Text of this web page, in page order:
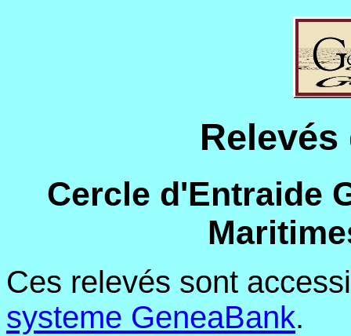
Relevés
Cercle d'Entraide
Ces relevés sont
systeme GeneaBank.